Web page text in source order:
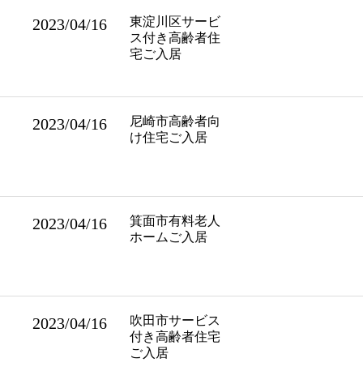
2023/04/16
東淀川区サービ
ス付き高齢者住
宅ご入居
2023/04/16
尼崎市高齢者向
け住宅ご入居
2023/04/16
箕面市有料老人
ホームご入居
2023/04/16
吹田市サービス
付き高齢者住宅
ご入居